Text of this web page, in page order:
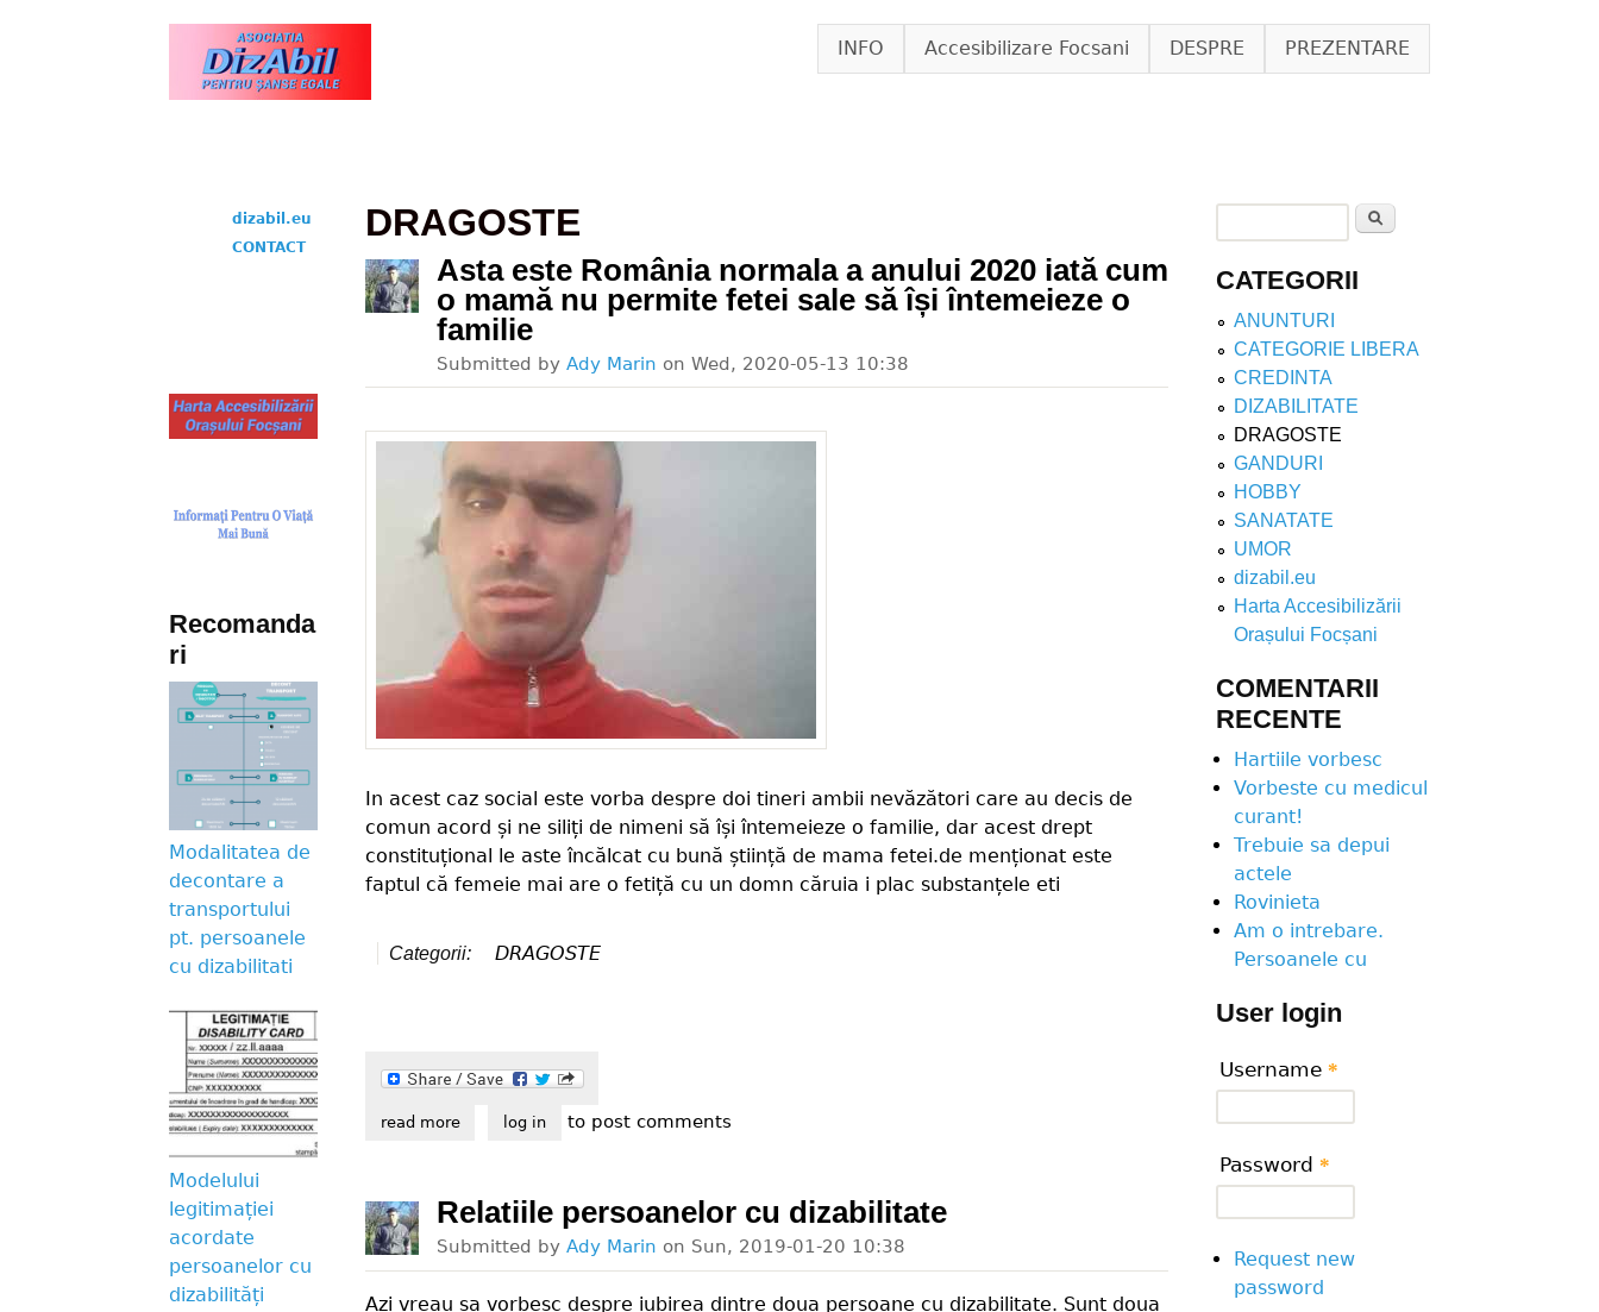
Skip to main content
www.dizabil.eu INFO Accesibilizare Focsani DESPRE PREZENTARE
DRAGOSTE
Asta este România normala a anului 2020 iată cum
o mamă nu permite fetei sale să își întemeieze o
familie
Submitted by Ady Marin on Wed, 2020-05-13 10:38
In acest caz social este vorba despre doi tineri ambii nevăzători care au decis de
comun acord și ne siliți de nimeni să își întemeieze o familie, dar acest drept
constituțional le aste încălcat cu bună știință de mama fetei.de menționat este
faptul că femeie mai are o fetiță cu un domn căruia i plac substanțele eti
Categorii: DRAGOSTE
read moreabout asta este românia normala a anului 2020 iată cum o mamă nu permite fetei sale să își întemeieze o familie
log in to post comments
Relatiile persoanelor cu dizabilitate
Submitted by Ady Marin on Sun, 2019-01-20 10:38
Azi vreau sa vorbesc despre iubirea dintre doua persoane cu dizabilitate. Sunt doua
dizabil.eu
CONTACT
Recomanda
ri
Modalitatea de
decontare a
transportului
pt. persoanele
cu dizabilitati
Modelului
legitimației
acordate
persoanelor cu
dizabilități
Search form
CATEGORII
ANUNTURI
CATEGORIE LIBERA
CREDINTA
DIZABILITATE
DRAGOSTE
GANDURI
HOBBY
SANATATE
UMOR
dizabil.eu
Harta Accesibilizării
Orașului Focșani
COMENTARII
RECENTE
Hartiile vorbesc
Vorbeste cu medicul
curant!
Trebuie sa depui
actele
Rovinieta
Am o intrebare.
Persoanele cu
User login
Username *
Password *
Request new
password